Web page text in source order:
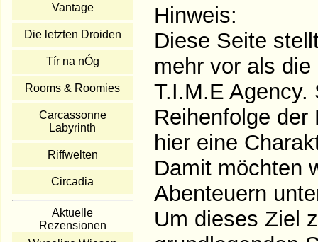
Vantage
Die letzten Droiden
Tír na nÓg
Rooms & Roomies
Carcassonne
Labyrinth
Riffwelten
Circadia
Aktuelle
Rezensionen
Hinweis:
Diese Seite
mehr vor als
T.I.M.E Agency.
Reihenfolge
hier eine
Damit möchten
Abenteuern
Um dieses Ziel